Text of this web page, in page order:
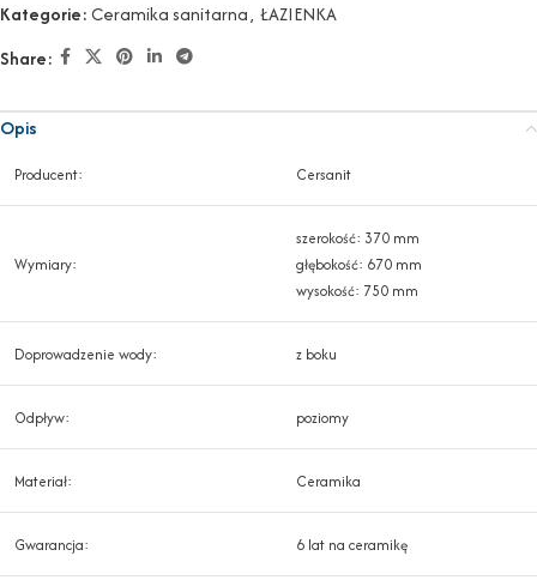
Kategorie:Ceramika sanitarna, ŁAZIENKA
Share:
Opis
Producent: Cersanit
Wymiary:
szerokość: 370 mm
głębokość: 670 mm
wysokość: 750 mm
Doprowadzenie wody: z boku
Odpływ: poziomy
Materiał: Ceramika
Gwarancja: 6 lat na ceramikę